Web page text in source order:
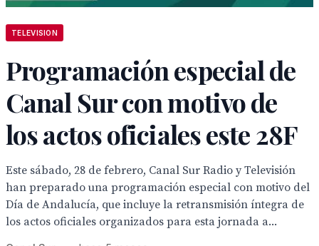
TELEVISION
Programación especial de
Canal Sur con motivo de
los actos oficiales este 28F
Este sábado, 28 de febrero, Canal Sur Radio y Televisión
han preparado una programación especial con motivo del
Día de Andalucía, que incluye la retransmisión íntegra de
los actos oficiales organizados para esta jornada a...